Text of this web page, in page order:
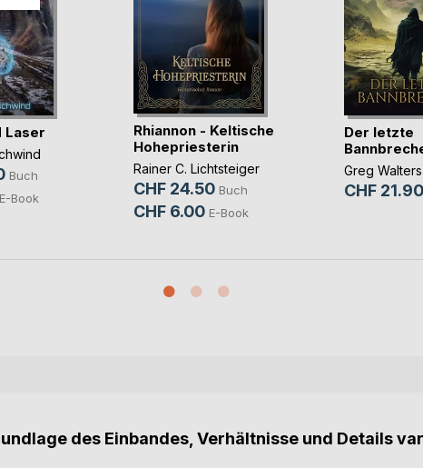
Laser
Buch
E-Book
Rhiannon - Keltische
Hohepriesterin
Rainer C. Lichtsteiger
CHF 24.50 Buch
CHF 6.00 E-Book
Der letzte
Greg Walters
CHF 21.90
des Einbandes, Verhältnisse und Details